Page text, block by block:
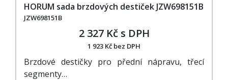
HORUM sada brzdových destiček JZW698151B
JZW698151B
2 327 Kč s DPH
1 923 Kč bez DPH
Brzdové destičky pro přední nápravu, třecí
segmenty…